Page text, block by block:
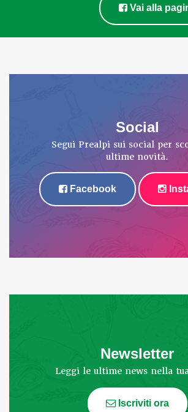
Vai alla
Social
Segui Prealpi sui social per
ultime novità.
Facebook
Newsletter
Leggi le ultime news nella
Iscriviti ora